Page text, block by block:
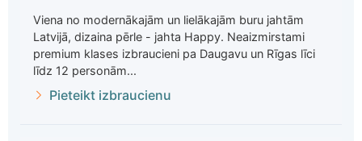
Viena no modernākajām un lielākajām buru jahtām
Latvijā, dizaina pērle - jahta Happy. Neaizmirstami
premium klases izbraucieni pa Daugavu un Rīgas līci
līdz 12 personām...
Pieteikt izbraucienu